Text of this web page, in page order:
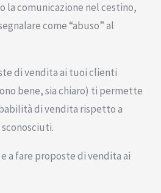
la comunicazione nel cestino,
come “abuso” al
di vendita ai tuoi clienti
bene, sia chiaro) ti permette
di vendita rispetto a
a fare proposte di vendita ai